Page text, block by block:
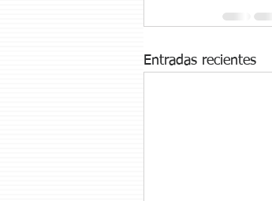
Entradas recientes